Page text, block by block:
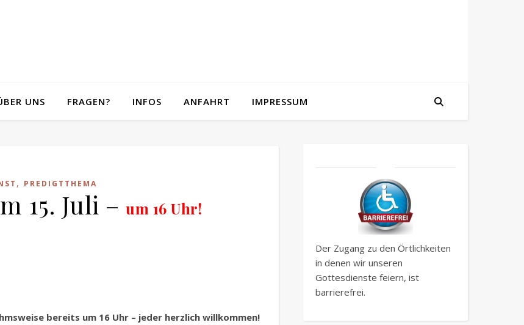
UNS FRAGEN? INFOS ANFAHRT IMPRESSUM
, PREDIGTTHEMA
15. Juli –um 16 Uhr!
bereits um 16 Uhr – jeder herzlich willkommen!
Der Zugang zu den Örtlichkeiten
in denen wir unseren
Gottesdienste feiern, ist
barrierefrei.